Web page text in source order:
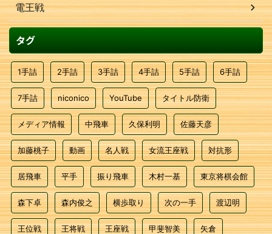
電王戦
タグ
1手詰 2手詰 3手詰 4手詰 5手詰 6手詰
7手詰 niconico YouTube タイトル防衛
メディア情報 中飛車 久保利明 佐藤天彦
加藤桃子 動画 名人戦 女流王座戦 対抗形
居飛車 平手 振り飛車 木村一基 東京将棋会館
森下卓 森内俊之 横歩取り 次の一手 渡辺明
王位戦 王将戦 王座戦 甲斐智美 矢倉